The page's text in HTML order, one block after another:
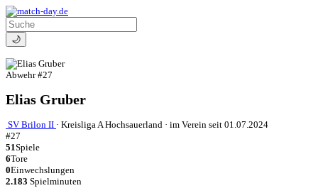
🌙
Abwehr #27
Elias Gruber
SV Brilon II · Kreisliga A Hochsauerland · im Verein seit 01.07.2024
#27
51Spiele
6Tore
0Einwechslungen
2.183 Spielminuten